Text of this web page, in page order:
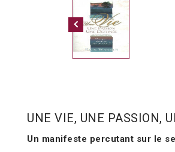
UNE VIE, UNE PASSION,
Un manifeste percutant sur le